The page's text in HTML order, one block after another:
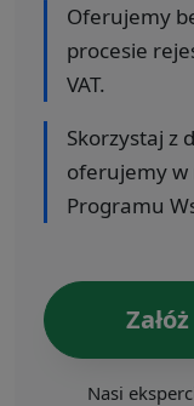
Oferujemy
procesie
VAT.
Skorzystaj z
oferujemy w
Programu
Nasi